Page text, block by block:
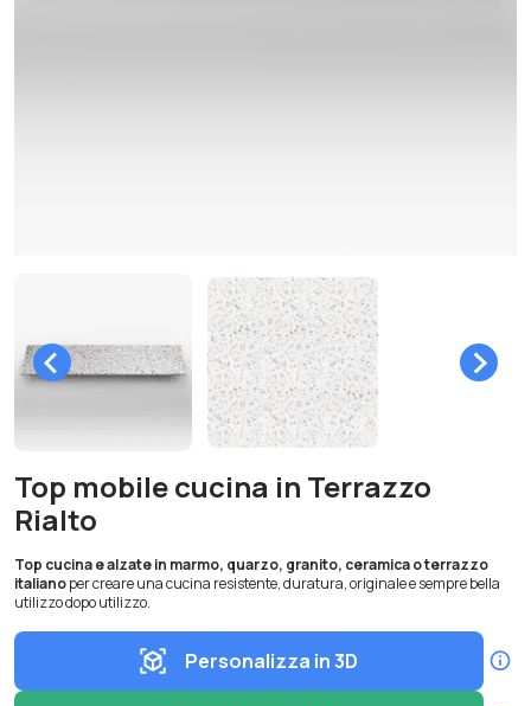
Top mobile cucina in Terrazzo
Rialto
Top cucina e alzate in marmo, quarzo, granito, ceramica o terrazzo
italianoper creare una cucina resistente, duratura, originale e sempre bella
utilizzo dopo utilizzo.
Personalizza in 3D